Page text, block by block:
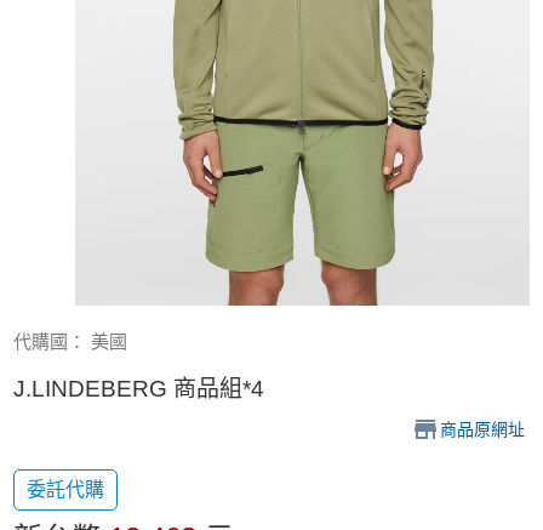
代購國： 美國
J.LINDEBERG 商品組*4
商品原網址
委託代購